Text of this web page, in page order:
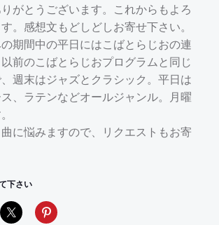
がとうございます。これからもよろ
。感想文もどしどしお寄せ下さい。
期間中の平日にはこばとらじおの連
前のこばとらじおプログラムと同じ
週末はジャズとクラシック。平日は
、ラテンなどオールジャンル。月曜
に悩みますので、リクエストもお寄
下さい